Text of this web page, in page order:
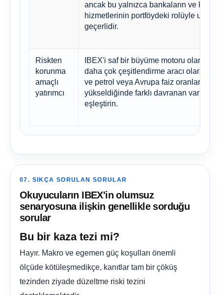
ancak bu yalnızca bankaların ve kamu
hizmetlerinin portföydeki rolüyle
geçerlidir.
Riskten
korunma
amaçlı
yatırımcı
IBEX'i saf bir büyüme motoru olarak
daha çok çeşitlendirme aracı olarak
ve petrol veya Avrupa faiz oranları
yükseldiğinde farklı davranan
eşleştirin.
07. SIKÇA SORULAN SORULAR
Okuyucuların IBEX'in olumsuz
senaryosuna ilişkin genellikle sorduğu
sorular
Bu bir kaza tezi mi?
Hayır. Makro ve egemen güç koşulları önemli
ölçüde kötüleşmedikçe, kanıtlar tam bir çöküş
tezinden ziyade düzeltme riski tezini